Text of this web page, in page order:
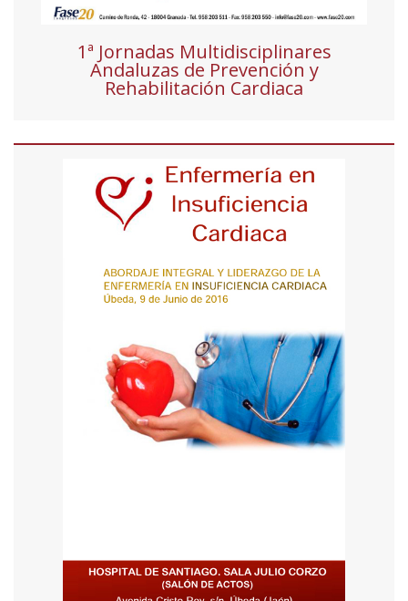
1ª Jornadas Multidisciplinares
Andaluzas de Prevención y
Rehabilitación Cardiaca